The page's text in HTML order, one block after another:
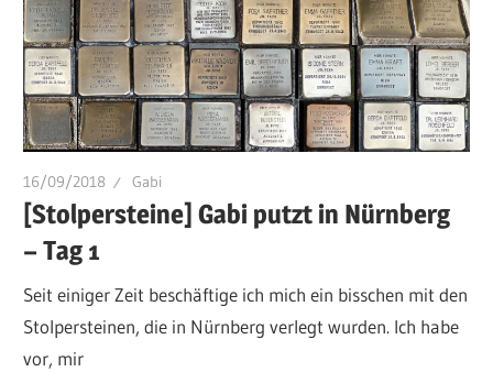
16/09/2018 Gabi
[Stolpersteine] Gabi putzt in Nürnberg
– Tag 1
Seit einiger Zeit beschäftige ich mich ein bisschen mit den
Stolpersteinen, die in Nürnberg verlegt wurden. Ich habe
vor, mir